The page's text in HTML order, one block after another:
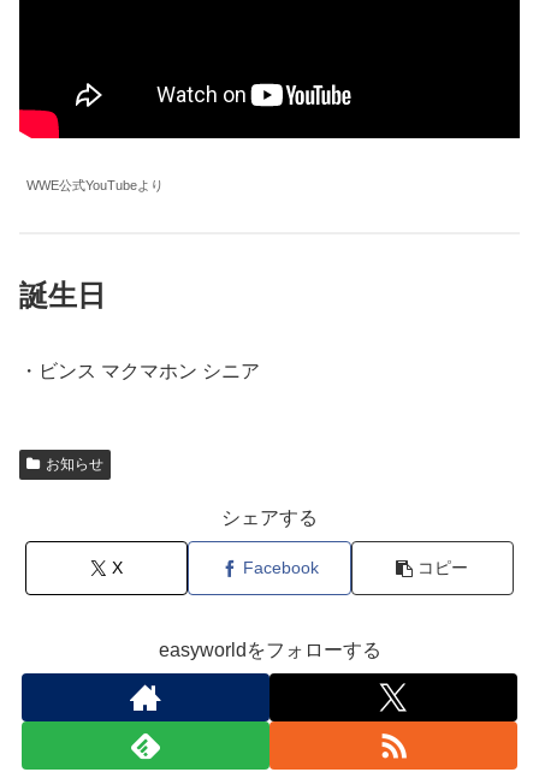
WWE公式YouTubeより
誕生日
・ビンス マクマホン シニア
お知らせ
シェアする
X Facebook コピー
easyworldをフォローする